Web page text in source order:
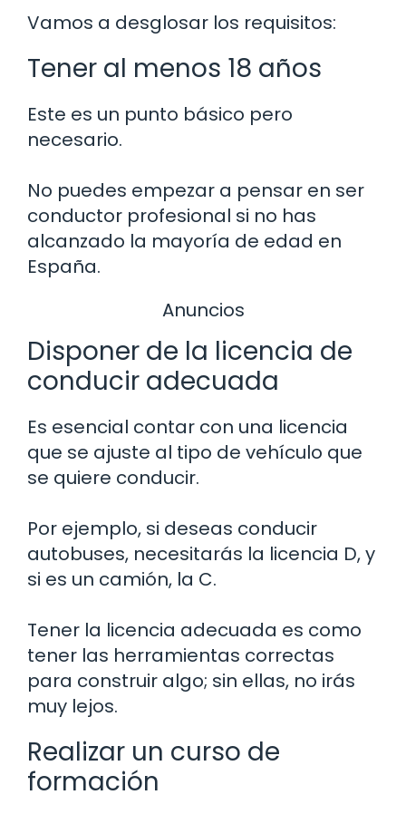
Vamos a desglosar los requisitos:
Tener al menos 18 años
Este es un punto básico pero
necesario.
No puedes empezar a pensar en ser
conductor profesional si no has
alcanzado la mayoría de edad en
España.
Anuncios
Disponer de la licencia de
conducir adecuada
Es esencial contar con una licencia
que se ajuste al tipo de vehículo que
se quiere conducir.
Por ejemplo, si deseas conducir
autobuses, necesitarás la licencia D, y
si es un camión, la C.
Tener la licencia adecuada es como
tener las herramientas correctas
para construir algo; sin ellas, no irás
muy lejos.
Realizar un curso de
formación